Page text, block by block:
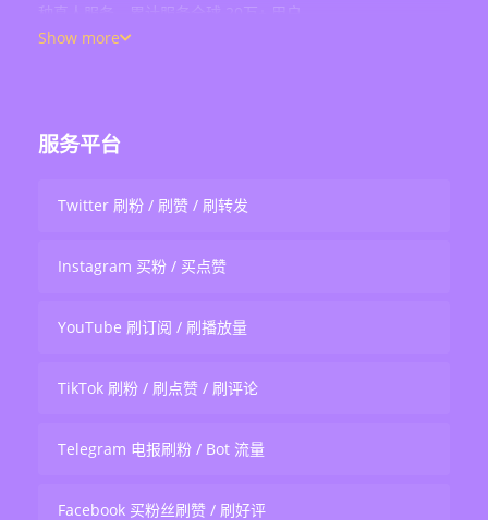
种真人服务，累计服务全球 20万+ 用户。
Show more
服务平台
Twitter 刷粉 / 刷赞 / 刷转发
Instagram 买粉 / 买点赞
YouTube 刷订阅 / 刷播放量
TikTok 刷粉 / 刷点赞 / 刷评论
Telegram 电报刷粉 / Bot 流量
Facebook 买粉丝刷赞 / 刷好评